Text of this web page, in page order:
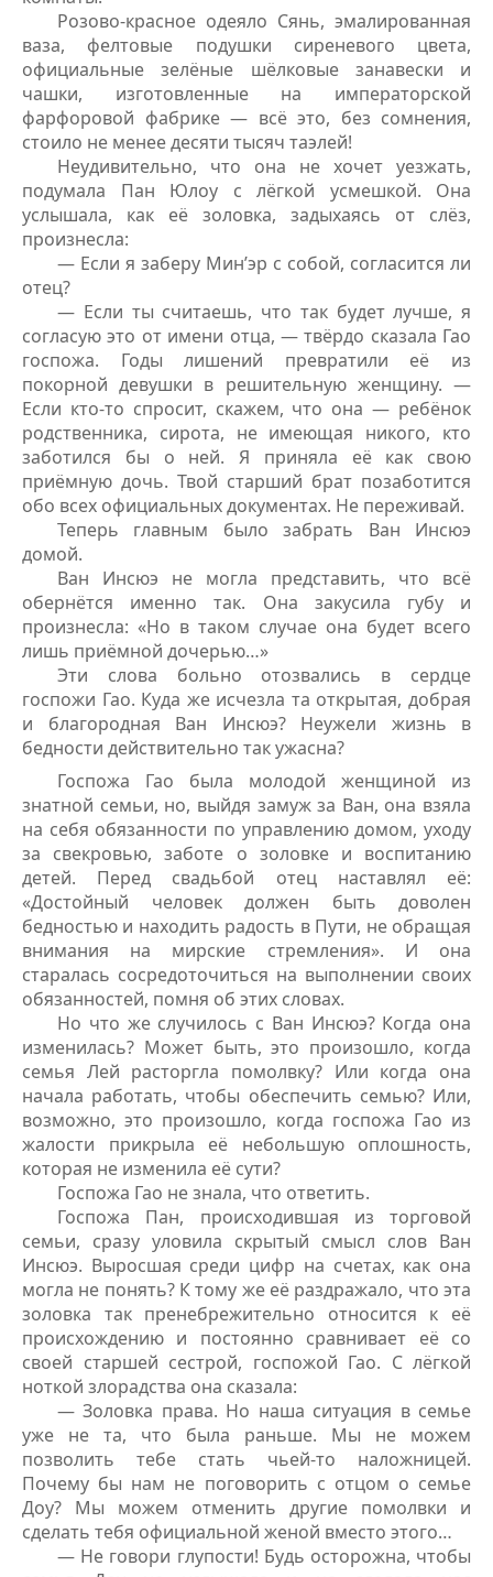
Розово-красное одеяло Сянь, эмалированная
ваза, фелтовые подушки сиреневого цвета,
официальные зелёные шёлковые занавески и
чашки, изготовленные на императорской
фарфоровой фабрике — всё это, без сомнения,
стоило не менее десяти тысяч таэлей!
Неудивительно, что она не хочет уезжать,
подумала Пан Юлоу с лёгкой усмешкой. Она
услышала, как её золовка, задыхаясь от слёз,
произнесла:
— Если я заберу Мин’эр с собой, согласится ли
отец?
— Если ты считаешь, что так будет лучше, я
согласую это от имени отца, — твёрдо сказала Гао
госпожа. Годы лишений превратили её из
покорной девушки в решительную женщину. —
Если кто-то спросит, скажем, что она — ребёнок
родственника, сирота, не имеющая никого, кто
заботился бы о ней. Я приняла её как свою
приёмную дочь. Твой старший брат позаботится
обо всех официальных документах. Не переживай.
Теперь главным было забрать Ван Инсюэ
домой.
Ван Инсюэ не могла представить, что всё
обернётся именно так. Она закусила губу и
произнесла: «Но в таком случае она будет всего
лишь приёмной дочерью…»
Эти слова больно отозвались в сердце
госпожи Гао. Куда же исчезла та открытая, добрая
и благородная Ван Инсюэ? Неужели жизнь в
бедности действительно так ужасна?
Госпожа Гао была молодой женщиной из
знатной семьи, но, выйдя замуж за Ван, она взяла
на себя обязанности по управлению домом, уходу
за свекровью, заботе о золовке и воспитанию
детей. Перед свадьбой отец наставлял её:
«Достойный человек должен быть доволен
бедностью и находить радость в Пути, не обращая
внимания на мирские стремления». И она
старалась сосредоточиться на выполнении своих
обязанностей, помня об этих словах.
Но что же случилось с Ван Инсюэ? Когда она
изменилась? Может быть, это произошло, когда
семья Лей расторгла помолвку? Или когда она
начала работать, чтобы обеспечить семью? Или,
возможно, это произошло, когда госпожа Гао из
жалости прикрыла её небольшую оплошность,
которая не изменила её сути?
Госпожа Гао не знала, что ответить.
Госпожа Пан, происходившая из торговой
семьи, сразу уловила скрытый смысл слов Ван
Инсюэ. Выросшая среди цифр на счетах, как она
могла не понять? К тому же её раздражало, что эта
золовка так пренебрежительно относится к её
происхождению и постоянно сравнивает её со
своей старшей сестрой, госпожой Гао. С лёгкой
ноткой злорадства она сказала:
— Золовка права. Но наша ситуация в семье
уже не та, что была раньше. Мы не можем
позволить тебе стать чьей-то наложницей.
Почему бы нам не поговорить с отцом о семье
Доу? Мы можем отменить другие помолвки и
сделать тебя официальной женой вместо этого…
— Не говори глупости! Будь осторожна, чтобы